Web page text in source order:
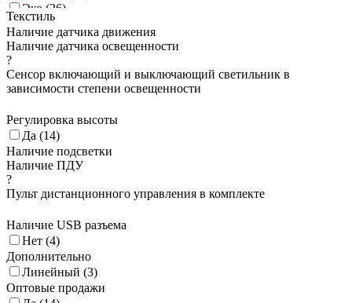
Эко (26)
Классика (
Этно ( 9)
Текстиль
Наличие датчика движения
Наличие датчика освещенности
?
Сенсор включающий и выключающий светильник в
зависимости степени освещенности
Регулировка высоты
Да (14)
Наличие подсветки
Наличие ПДУ
?
Пульт дистанционного управления в комплекте
Наличие USB разъема
Нет (4)
Дополнительно
Линейный (3)
Оптовые продажи